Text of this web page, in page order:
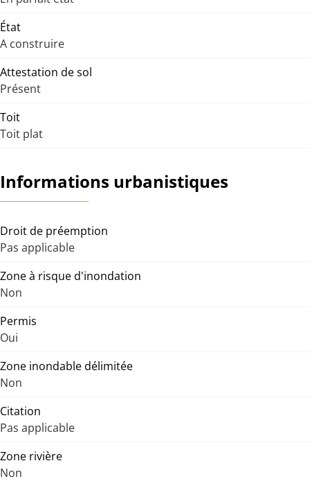
État
A construire
Attestation de sol
Présent
Toit
Toit plat
Informations urbanistiques
Droit de préemption
Pas applicable
Zone à risque d'inondation
Non
Permis
Oui
Zone inondable délimitée
Non
Citation
Pas applicable
Zone rivière
Non